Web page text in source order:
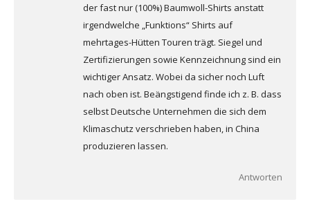
der fast nur (100%) Baumwoll-Shirts anstatt
irgendwelche „Funktions“ Shirts auf
mehrtages-Hütten Touren trägt. Siegel und
Zertifizierungen sowie Kennzeichnung sind ein
wichtiger Ansatz. Wobei da sicher noch Luft
nach oben ist. Beängstigend finde ich z. B. dass
selbst Deutsche Unternehmen die sich dem
Klimaschutz verschrieben haben, in China
produzieren lassen.
Antworten